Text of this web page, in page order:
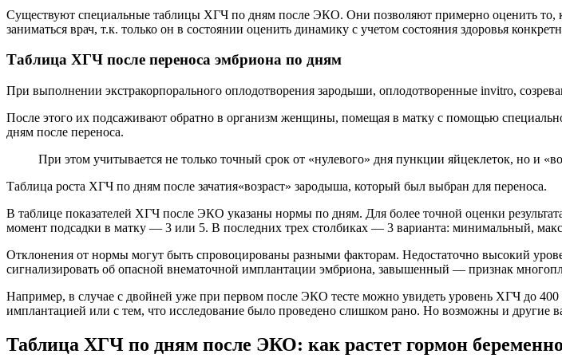
Существуют специальные таблицы ХГЧ по дням после ЭКО. Они позволяют примерно оценить то,
заниматься врач, т.к. только он в состоянии оценить динамику с учетом состояния здоровья
Таблица ХГЧ после переноса эмбриона по дням
При выполнении экстракорпорального оплодотворения зародыши, оплодотворенные invitro,
После этого их подсаживают обратно в организм женщины, помещая в матку с помощью
дням после переноса.
При этом учитывается не только точный срок от «нулевого» дня пункции яйцеклеток, но и
Таблица роста ХГЧ по дням после зачатия«возраст» зародыша, который был выбран для переноса.
В таблице показателей ХГЧ после ЭКО указаны нормы по дням. Для более точной оценки
момент подсадки в матку — 3 или 5. В последних трех столбиках — 3 варианта: минимальный,
Отклонения от нормы могут быть спровоцированы разными факторам. Недостаточно высокий
сигнализировать об опасной внематочной имплантации эмбриона, завышенный — признак
Например, в случае с двойней уже при первом после ЭКО тесте можно увидеть уровень ХГЧ до
имплантацией или с тем, что исследование было проведено слишком рано. Но возможны и другие
Таблица ХГЧ по дням после ЭКО: как растет гормон